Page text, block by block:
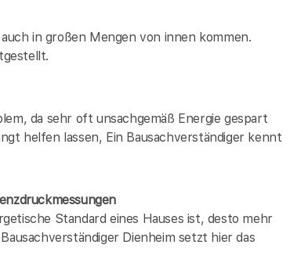
in großen Mengen von innen kommen.
da sehr oft unsachgemäß Energie gespart
helfen lassen, Ein Bausachverständiger kennt
Standard eines Hauses ist, desto mehr
Dienheim setzt hier das